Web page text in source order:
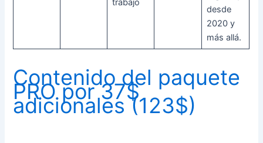
trabajo
desde
2020 y
más allá.
Contenido del paquete
PRO por 37$
adicionales (123$)